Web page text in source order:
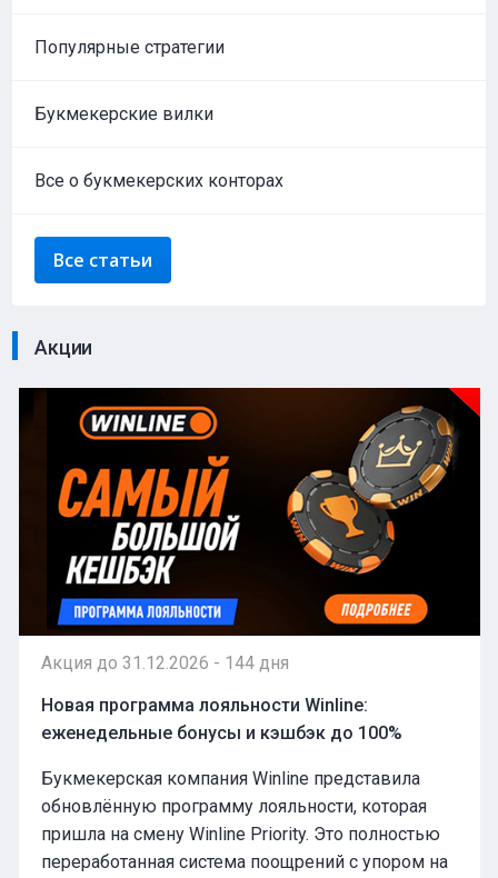
Популярные стратегии
Букмекерские вилки
Все о букмекерских конторах
Все статьи
Акции
Акция до 31.12.2026 - 144 дня
Новая программа лояльности Winline:
еженедельные бонусы и кэшбэк до 100%
Букмекерская компания Winline представила
обновлённую программу лояльности, которая
пришла на смену Winline Priority. Это полностью
переработанная система поощрений с упором на